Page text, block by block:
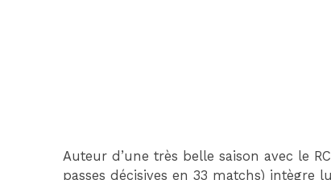
Auteur d’une très belle saison avec le
passes décisives en 33 matchs) intègre